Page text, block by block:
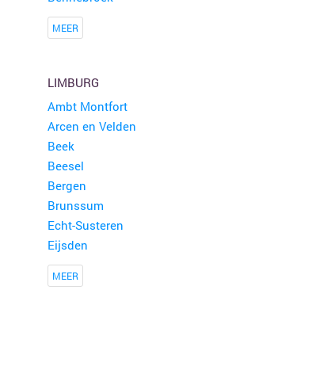
MEER
LIMBURG
Ambt Montfort
Arcen en Velden
Beek
Beesel
Bergen
Brunssum
Echt-Susteren
Eijsden
MEER